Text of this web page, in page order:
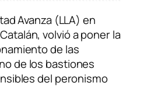
Avanza (LLA) en
volvió a poner la
de las
de los bastiones
del peronismo